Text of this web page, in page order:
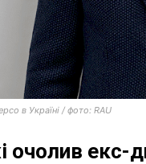
в Україні / фото: RAU
екс-